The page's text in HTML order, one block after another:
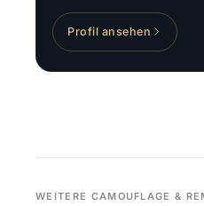
Profil ansehen
WEITERE CAMOUFLAGE &